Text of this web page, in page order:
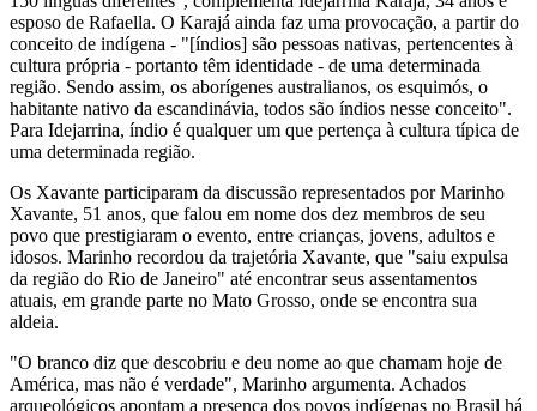
esposo de Rafaella. O Karajá ainda faz uma provocação, a partir do
conceito de indígena - "[índios] são pessoas nativas, pertencentes à
cultura própria - portanto têm identidade - de uma determinada
região. Sendo assim, os aborígenes australianos, os esquimós, o
habitante nativo da escandinávia, todos são índios nesse conceito".
Para Idejarrina, índio é qualquer um que pertença à cultura típica de
uma determinada região.
Os Xavante participaram da discussão representados por Marinho
Xavante, 51 anos, que falou em nome dos dez membros de seu
povo que prestigiaram o evento, entre crianças, jovens, adultos e
idosos. Marinho recordou da trajetória Xavante, que "saiu expulsa
da região do Rio de Janeiro" até encontrar seus assentamentos
atuais, em grande parte no Mato Grosso, onde se encontra sua
aldeia.
"O branco diz que descobriu e deu nome ao que chamam hoje de
América, mas não é verdade", Marinho argumenta. Achados
arqueológicos apontam a presença dos povos indígenas no Brasil há